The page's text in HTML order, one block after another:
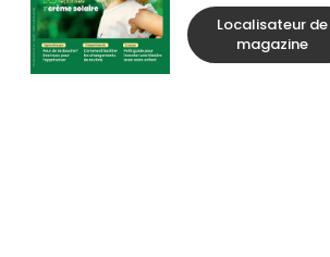
Localisateur de
magazine